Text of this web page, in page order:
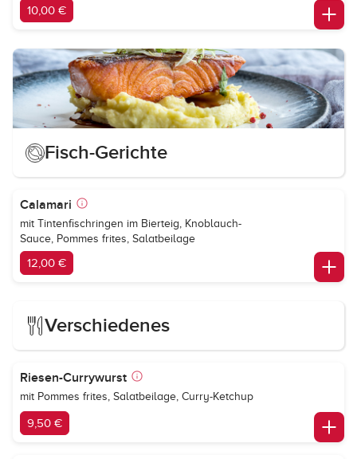
10,00 €
Fisch-Gerichte
Calamari
mit Tintenfischringen im Bierteig, Knoblauch-
Sauce, Pommes frites, Salatbeilage
12,00 €
Verschiedenes
Riesen-Currywurst
mit Pommes frites, Salatbeilage, Curry-Ketchup
9,50 €